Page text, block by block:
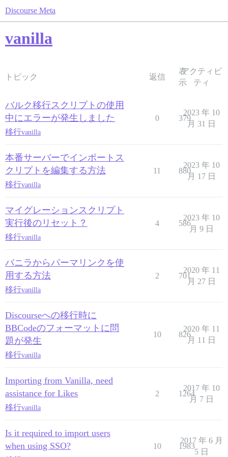
Discourse Meta
vanilla
トピック 返信
表
示
アクティビ
ティ
バルク移行スクリプトの使用
中にエラーが発生しました
移行vanilla
0 379
2023 年 10
月 31 日
本番サーバーでインポートス
クリプトを編集する方法
移行vanilla
11 880
2023 年 10
月 17 日
マイグレーションスクリプト
実行後のリセット？
移行vanilla
4 586
2023 年 10
月 9 日
バニラからパーマリンクを使
用する方法
移行vanilla
2 701
2020 年 11
月 27 日
Discourseへの移行時に
BBCodeのフォーマットに問
題が発生
移行vanilla
10 826
2020 年 11
月 11 日
Importing from Vanilla, need
assistance for Likes
移行vanilla
2 1264
2017 年 10
月 7 日
Is it required to import users
when using SSO?
10 1983
2017 年 6 月
5 日